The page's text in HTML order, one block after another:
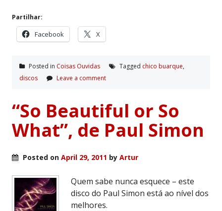
Partilhar:
Facebook X
Posted in Coisas Ouvidas Tagged chico buarque,
discos
Leave a comment
“So Beautiful or So
What”, de Paul Simon
Posted on April 29, 2011 by Artur
Quem sabe nunca esquece – este
disco do Paul Simon está ao nível dos
melhores.